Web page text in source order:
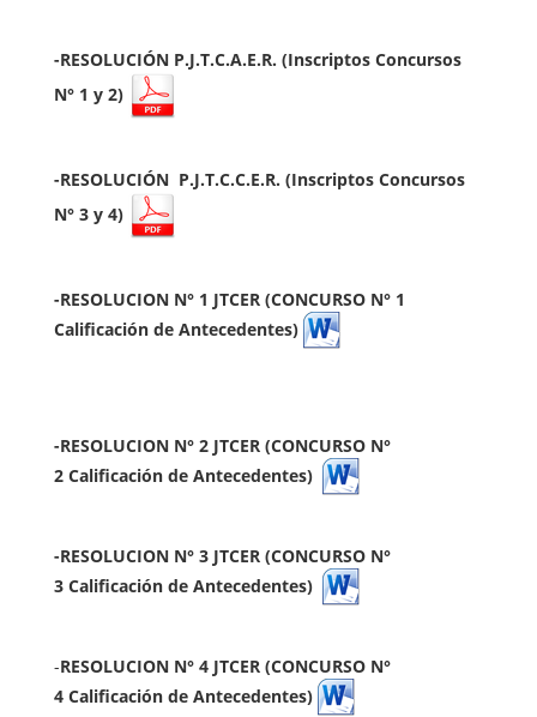
-RESOLUCIÓN P.J.T.C.A.E.R. (Inscriptos Concursos
N° 1 y 2)
-RESOLUCIÓN P.J.T.C.C.E.R. (Inscriptos Concursos
N° 3 y 4)
-RESOLUCION N° 1 JTCER (CONCURSO N° 1
Calificación de Antecedentes)
-RESOLUCION N° 2 JTCER (CONCURSO N°
2 Calificación de Antecedentes)
-RESOLUCION N° 3 JTCER (CONCURSO N°
3 Calificación de Antecedentes)
-RESOLUCION N° 4 JTCER (CONCURSO N°
4 Calificación de Antecedentes)